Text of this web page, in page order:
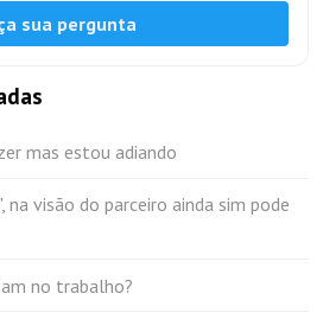
sua pergunta
mas estou adiando
na visão do parceiro ainda sim pode
no trabalho?